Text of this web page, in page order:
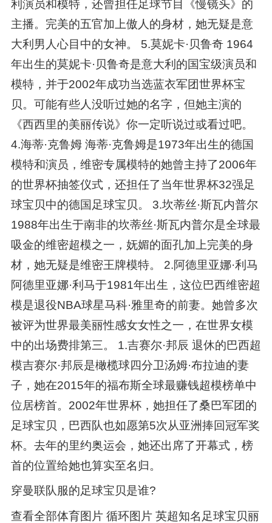
利演员和模特，还曾担任足球节目《慢镜头》的
主播。完美的五官加上傲人的身材，她无疑是意
大利男人心目中的女神。 5.莫妮卡·贝鲁奇 1964
年出生的莫妮卡·贝鲁奇是意大利的国宝级演员和
模特，并于2002年成功当选蓝衣军团世界杯宝
贝。可能有些人没听过她的名字，但她主演的
《西西里的美丽传说》你一定听说过或看过吧。
4.海蒂·克鲁姆 海蒂·克鲁姆是1973年出生的德国
模特和演员，维密专属模特的她曾主持了2006年
的世界杯抽签仪式，还担任了当年世界杯32强足
球宝贝中的德国足球宝贝。 3.坎蒂丝·斯瓦内普尔
1988年出生于南非的坎蒂丝·斯瓦内普尔是全球最
吸金的维密超模之一，妩媚的面孔加上完美的身
材，她无疑是维密王牌模特。 2.阿德里亚娜·利马
阿德里亚娜·利马于1981年出生，这位巴西维密超
模是退役NBA球星马科·雅里奇的前妻。她曾多次
被评为世界最美丽性感女女性之一，在世界女模
中的出场费排第三。 1.吉赛尔·邦辰 退休的巴西超
模吉赛尔·邦辰是橄榄球四分卫汤姆·布拉迪的妻
子，她在2015年的福布斯全球最赚钱超模榜单中
位居榜首。2002年世界杯，她担任了桑巴军团的
足球宝贝，巴西队也如愿第5次从亚洲捧回冠军奖
杯。去年的里约奥运会，她还出席了开幕式，榜
首的位置给她也算实至名归。
穿曼联队服的足球宝贝是谁?
查看全部体育图片 循环图片 英超知名足球宝贝丽